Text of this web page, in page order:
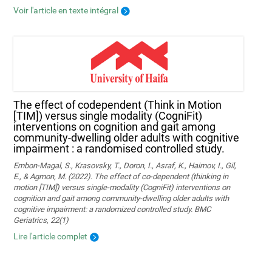
Voir l'article en texte intégral
The effect of codependent (Think in Motion
[TIM]) versus single modality (CogniFit)
interventions on cognition and gait among
community-dwelling older adults with cognitive
impairment : a randomised controlled study.
Embon-Magal, S., Krasovsky, T., Doron, I., Asraf, K., Haimov, I., Gil,
E., & Agmon, M. (2022). The effect of co-dependent (thinking in
motion [TIM]) versus single-modality (CogniFit) interventions on
cognition and gait among community-dwelling older adults with
cognitive impairment: a randomized controlled study. BMC
Geriatrics, 22(1)
Lire l'article complet